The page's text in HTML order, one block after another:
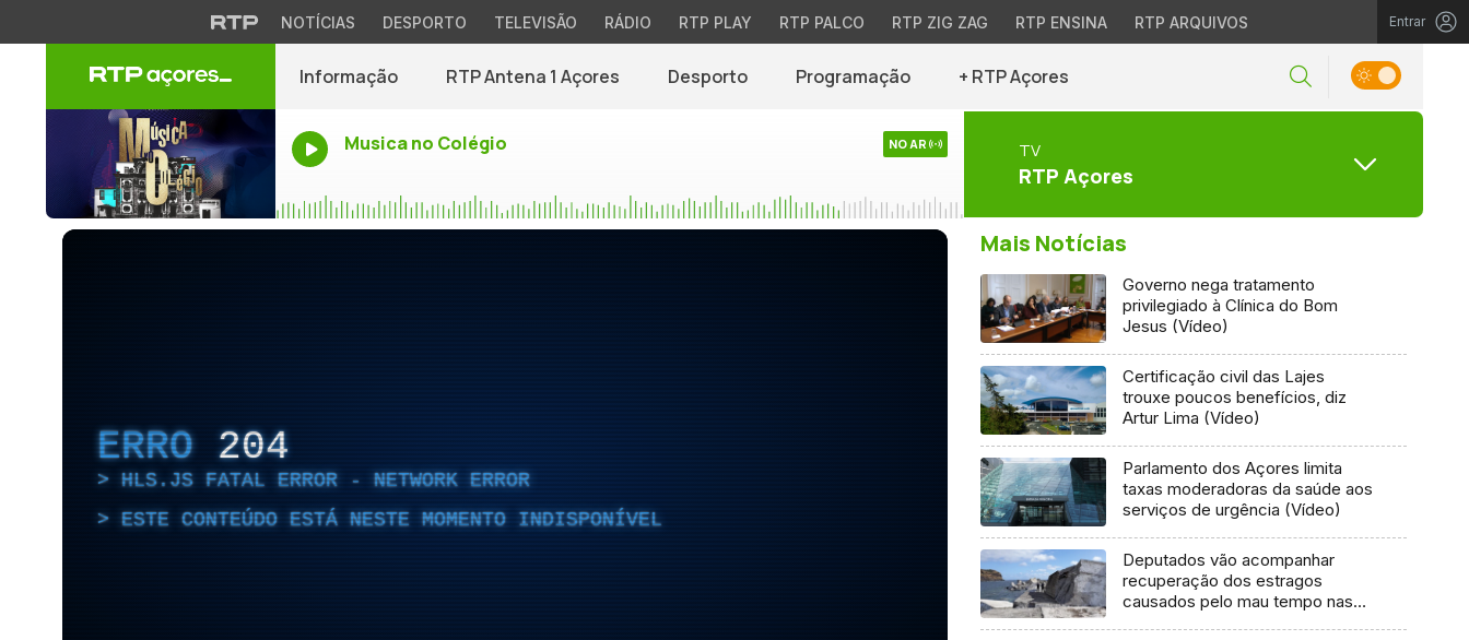
NOTÍCIAS DESPORTO TELEVISÃO RÁDIO RTP PLAY RTP PALCO RTP ZIG ZAG RTP ENSINA RTP ARQUIVOS Entrar
Informação RTP Antena 1 Açores Desporto Programação + RTP Açores
Musica no Colégio NO AR TV
RTP Açores
ERRO 204
HLS.JS FATAL ERROR - NETWORK ERROR
ESTE CONTEÚDO ESTÁ NESTE MOMENTO INDISPONÍVEL
Mais Notícias
Governo nega tratamento
privilegiado à Clínica do Bom
Jesus (Vídeo)
Certificação civil das Lajes
trouxe poucos benefícios, diz
Artur Lima (Vídeo)
Parlamento dos Açores limita
taxas moderadoras da saúde aos
serviços de urgência (Vídeo)
Deputados vão acompanhar
recuperação dos estragos
causados pelo mau tempo nas